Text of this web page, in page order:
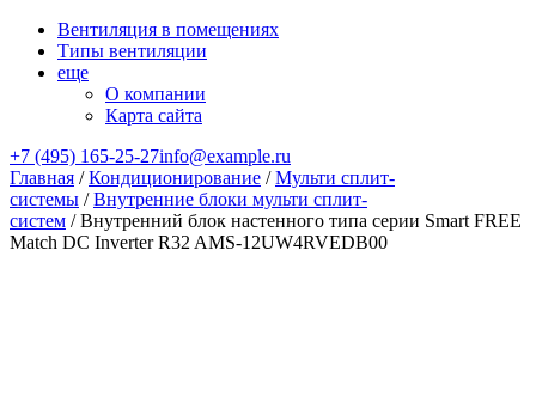
Вентиляция в помещениях
Типы вентиляции
еще
О компании
Карта сайта
+7 (495) 165-25-27info@example.ru
Главная /Кондиционирование /Мульти сплит-
системы /Внутренние блоки мульти сплит-
систем / Внутренний блок настенного типа серии Smart FREE
Match DC Inverter R32 AMS-12UW4RVEDB00